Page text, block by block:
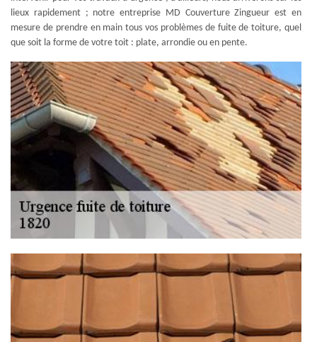
lieux rapidement ; notre entreprise MD Couverture Zingueur est en
mesure de prendre en main tous vos problèmes de fuite de toiture, quel
que soit la forme de votre toit : plate, arrondie ou en pente.